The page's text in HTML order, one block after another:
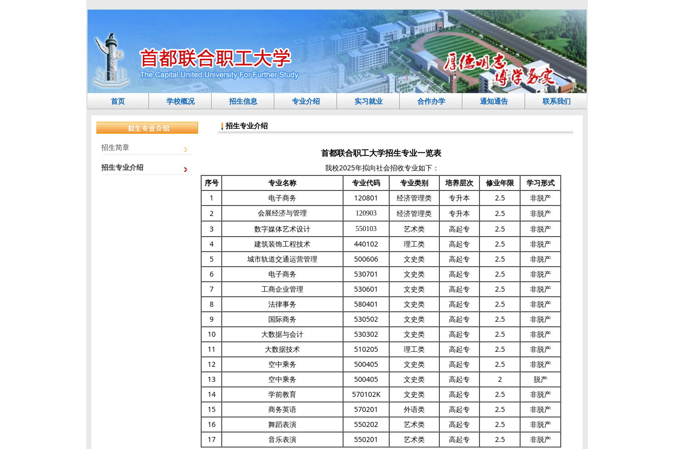
首页 学校概况 招生信息 专业介绍 实习就业 合作办学 通知通告 联系我们
招生简章
招生专业介绍
招生专业介绍
首都联合职工大学招生专业一览表
我校2025年拟向社会招收专业如下：
序号
专业名称 专业代码 专业类别 培养层次 修业年限
学习形式
1
电子商务 120801 经济管理类 专升本 2.5
非脱产
2
会展经济与管理 120903 经济管理类 专升本 2.5
非脱产
3
数字媒体艺术设计 550103 艺术类 高起专 2.5
非脱产
4
建筑装饰工程技术 440102 理工类 高起专 2.5
非脱产
5
城市轨道交通运营管理 500606 文史类 高起专 2.5
非脱产
6
电子商务 530701 文史类 高起专 2.5
非脱产
7
工商企业管理 530601 文史类 高起专 2.5
非脱产
8
法律事务 580401 文史类 高起专 2.5
非脱产
9
国际商务 530502 文史类 高起专 2.5
非脱产
10
大数据与会计 530302 文史类 高起专 2.5
非脱产
11
大数据技术 510205 理工类 高起专 2.5
非脱产
12
空中乘务 500405 文史类 高起专 2.5
非脱产
13
空中乘务 500405 文史类 高起专 2
脱产
14
学前教育 570102K 文史类 高起专 2.5
非脱产
15
商务英语 570201 外语类 高起专 2.5
非脱产
16
舞蹈表演 550202 艺术类 高起专 2.5
非脱产
17
音乐表演 550201 艺术类 高起专 2.5 非脱产